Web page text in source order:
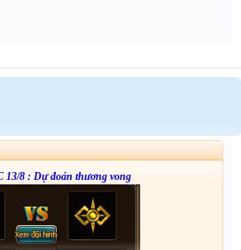
13/8 : Dự đoán thương vong